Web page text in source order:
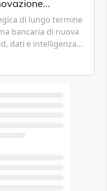
di lungo termine
bancaria di nuova
dati e intelligenza